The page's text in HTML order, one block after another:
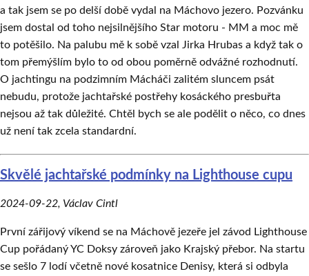
a tak jsem se po delší době vydal na Máchovo jezero. Pozvánku
jsem dostal od toho nejsilnějšího Star motoru - MM a moc mě
to potěšilo. Na palubu mě k sobě vzal Jirka Hrubas a když tak o
tom přemýšlím bylo to od obou poměrně odvážné rozhodnutí.
O jachtingu na podzimním Mácháči zalitém sluncem psát
nebudu, protože jachtařské postřehy kosáckého presbuřta
nejsou až tak důležité. Chtěl bych se ale podělit o něco, co dnes
už není tak zcela standardní.
Skvělé jachtařské podmínky na Lighthouse cupu
2024-09-22, Václav Cintl
První zářijový víkend se na Máchově jezeře jel závod Lighthouse
Cup pořádaný YC Doksy zároveň jako Krajský přebor. Na startu
se sešlo 7 lodí včetně nové kosatnice Denisy, která si odbyla